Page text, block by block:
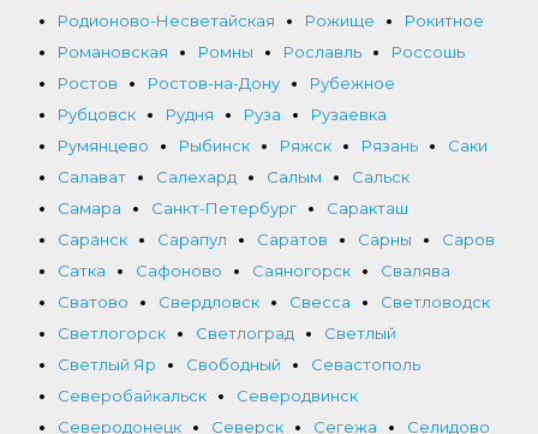
Родионово-Несветайская
Рожище
Рокитное
Романовская
Ромны Рославль
Россошь
Ростов
Ростов-на-Дону
Рубежное
Рубцовск
Рудня Руза
Рузаевка
Румянцево
Рыбинск Ряжск Рязань
Саки
Салават
Салехард Салым
Сальск
Самара
Санкт-Петербург
Саракташ
Саранск
Сарапул Саратов Сарны
Саров
Сатка
Сафоново Саяногорск
Свалява
Сватово
Свердловск Свесса
Светловодск
Светлогорск
Светлоград
Светлый
Светлый Яр
Свободный
Севастополь
Северобайкальск
Северодвинск
Северодонецк
Северск Сегежа
Селидово